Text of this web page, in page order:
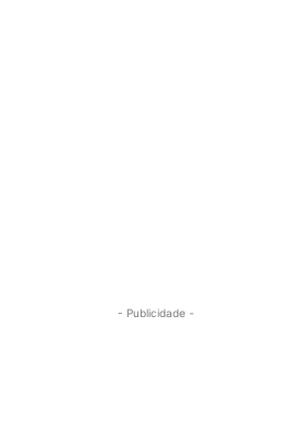
- Publicidade -